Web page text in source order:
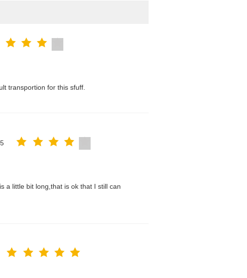
transportion for this sfuff.
a little bit long,that is ok that I still can